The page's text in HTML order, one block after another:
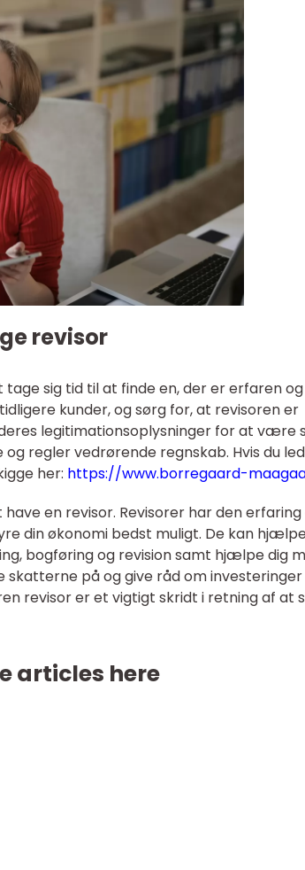
revisor
sig tid til at finde en, der er erfaren og
kunder, og sørg for, at revisoren er
legitimationsoplysninger for at være
regler vedrørende regnskab. Hvis du
her: https://www.borregaard-
en revisor. Revisorer har den erfaring
din økonomi bedst muligt. De kan
bogføring og revision samt hjælpe dig
på og give råd om
revisor er et vigtigt skridt i retning af at
articles here